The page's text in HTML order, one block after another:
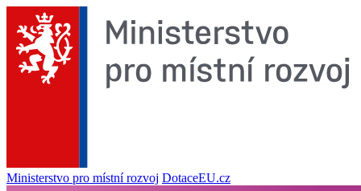
Ministerstvo pro místní rozvoj DotaceEU.cz